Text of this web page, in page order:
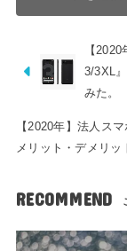
【
3/3XL
みた。
【2020年】法人ス
メリット・デメリッ
RECOMMEND